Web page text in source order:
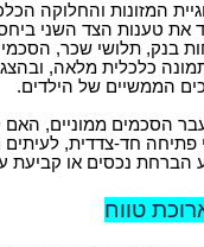
המזונות והחלוקה
את טענות הצד השני
בנק, תלושי שכר, הסכמי
כלכלית מלאה,
הממשיים של הילדים.
הסכמים ממוניים, האם
חד-צדדית, לעיתים
הברחת נכסים או
טווח